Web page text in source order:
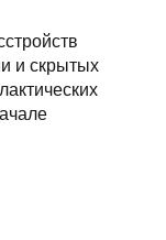
и скрытых